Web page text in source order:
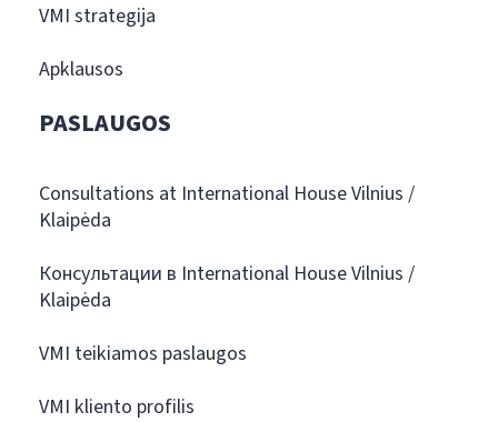
VMI strategija
Apklausos
PASLAUGOS
Consultations at International House Vilnius /
Klaipėda
Консультации в International House Vilnius /
Klaipėda
VMI teikiamos paslaugos
VMI kliento profilis